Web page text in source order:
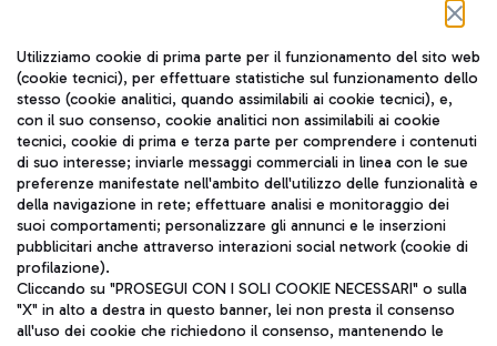
Seguici sui social
TRAVEL JOURNAL
ITA
Utilizziamo cookie di prima parte per il funzionamento del sito web
(cookie tecnici), per effettuare statistiche sul funzionamento dello
stesso (cookie analitici, quando assimilabili ai cookie tecnici), e,
con il suo consenso, cookie analitici non assimilabili ai cookie
tecnici, cookie di prima e terza parte per comprendere i contenuti
di suo interesse; inviarle messaggi commerciali in linea con le sue
preferenze manifestate nell'ambito dell'utilizzo delle funzionalità e
della navigazione in rete; effettuare analisi e monitoraggio dei
suoi comportamenti; personalizzare gli annunci e le inserzioni
pubblicitari anche attraverso interazioni social network (cookie di
profilazione).
Cliccando su "PROSEGUI CON I SOLI COOKIE NECESSARI" o sulla
"X" in alto a destra in questo banner, lei non presta il consenso
all'uso dei cookie che richiedono il consenso, mantenendo le